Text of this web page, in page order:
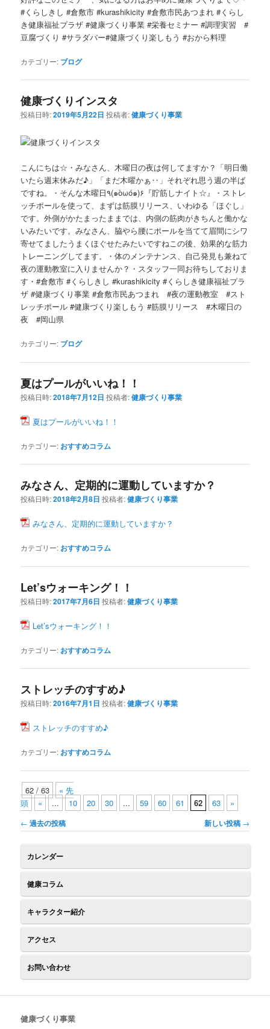
#くらしきし #倉敷市 #kurashikicity #倉敷市民あつまれ #くらし
き健康福祉プラザ #健康づくり事業 #栄養セミナー #調理実習 #
豆腐づくり #サラダバー#健康づくり楽しもう #おから料理
カテゴリー: ブログ
健康づくりインスタ
投稿日時:2019年5月22日 投稿者:健康づくり事業
こんにちは☆・みなさん、木曜日の夜は何してますか？「明日働
いたら週末休みだ♪」「まだ木曜かぁ‥」それぞれ思う週の半ば
ですね。・そんな木曜日٩(๑òωó๑)۶『貯筋しナイト☆』・ストレ
ッチポールを使って、まずは筋膜リリース、いわゆる「ほぐし」
です。外側がかたまったままでは、内側の筋肉がきちんと働かな
いみたいです。みなさん、脇やら腰にポールを当てて眉間にシワ
寄せてましたうまくほぐせたみたいですねこの後、効果的な筋力
トレーニングしてます。・体のメンテナンス、自己発見も兼ねて
夜の運動教室に入りませんか？・スタッフ一同お待ちしておりま
す・#倉敷市 #くらしきし #kurashikicity #くらしき健康福祉プラ
ザ #健康づくり事業 #倉敷市民あつまれ #夜の運動教室 #スト
レッチポール #健康づくり楽しもう #筋膜リリース #木曜日の
夜 #岡山県
カテゴリー: ブログ
夏はプールがいいね！！
投稿日時:2018年7月12日 投稿者:健康づくり事業
夏はプールがいいね！！
カテゴリー: おすすめコラム
みなさん、定期的に運動していますか？
投稿日時:2018年2月8日 投稿者:健康づくり事業
みなさん、定期的に運動していますか？
カテゴリー: おすすめコラム
Let’sウォーキング！！
投稿日時:2017年7月6日 投稿者:健康づくり事業
Let’sウォーキング！！
カテゴリー: おすすめコラム
ストレッチのすすめ♪
投稿日時:2016年7月1日 投稿者:健康づくり事業
ストレッチのすすめ♪
カテゴリー: おすすめコラム
62 / 63
« 先
頭
« ... 10 20 30 ... 59 60 61 62 63
»
投
稿
ナ
ビ
ゲ
ー
シ
ョ
ン
← 過去の投稿 新しい投稿 →
カレンダー
健康コラム
キャラクター紹介
アクセス
お問い合わせ
健康づくり事業